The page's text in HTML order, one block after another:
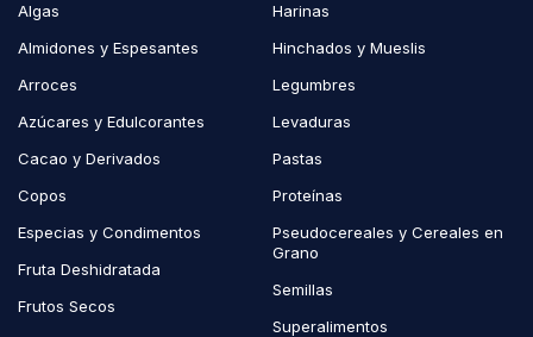
Algas
Almidones y Espesantes
Arroces
Azúcares y Edulcorantes
Cacao y Derivados
Copos
Especias y Condimentos
Fruta Deshidratada
Frutos Secos
Harinas
Hinchados y Mueslis
Legumbres
Levaduras
Pastas
Proteínas
Pseudocereales y Cereales en
Grano
Semillas
Superalimentos